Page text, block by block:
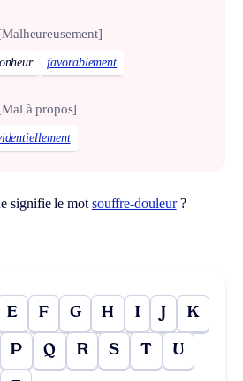
favorablement
à propos]
signifie le mot souffre-douleur?
E F G H I J K
P Q R S T U